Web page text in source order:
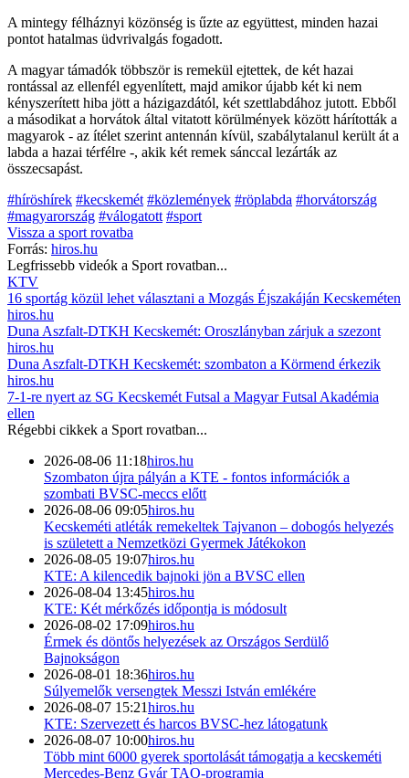
A mintegy félháznyi közönség is űzte az együttest, minden hazai
pontot hatalmas üdvrivalgás fogadott.
A magyar támadók többször is remekül ejtettek, de két hazai
rontással az ellenfél egyenlített, majd amikor újabb két ki nem
kényszerített hiba jött a házigazdától, két szettlabdához jutott. Ebből
a másodikat a horvátok által vitatott körülmények között hárították a
magyarok - az ítélet szerint antennán kívül, szabálytalanul került át a
labda a hazai térfélre -, akik két remek sánccal lezárták az
összecsapást.
#híröshírek #kecskemét #közlemények #röplabda #horvátország
#magyarország #válogatott #sport
Vissza a sport rovatba
Forrás: hiros.hu
Legfrissebb videók a Sport rovatban...
KTV
16 sportág közül lehet választani a Mozgás Éjszakáján Kecskeméten
hiros.hu
Duna Aszfalt-DTKH Kecskemét: Oroszlányban zárjuk a szezont
hiros.hu
Duna Aszfalt-DTKH Kecskemét: szombaton a Körmend érkezik
hiros.hu
7-1-re nyert az SG Kecskemét Futsal a Magyar Futsal Akadémia
ellen
Régebbi cikkek a Sport rovatban...
2026-08-06 11:18hiros.hu
Szombaton újra pályán a KTE - fontos információk a
szombati BVSC-meccs előtt
2026-08-06 09:05hiros.hu
Kecskeméti atléták remekeltek Tajvanon – dobogós helyezés
is született a Nemzetközi Gyermek Játékokon
2026-08-05 19:07hiros.hu
KTE: A kilencedik bajnoki jön a BVSC ellen
2026-08-04 13:45hiros.hu
KTE: Két mérkőzés időpontja is módosult
2026-08-02 17:09hiros.hu
Érmek és döntős helyezések az Országos Serdülő
Bajnokságon
2026-08-01 18:36hiros.hu
Súlyemelők versengtek Messzi István emlékére
2026-08-07 15:21hiros.hu
KTE: Szervezett és harcos BVSC-hez látogatunk
2026-08-07 10:00hiros.hu
Több mint 6000 gyerek sportolását támogatja a kecskeméti
Mercedes-Benz Gyár TAO-programja